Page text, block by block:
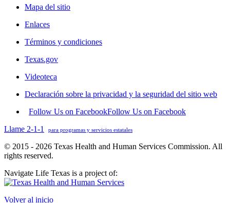
Mapa del sitio
Enlaces
Términos y condiciones
Texas.gov
Videoteca
Declaración sobre la privacidad y la seguridad del sitio web
Follow Us on FacebookFollow Us on Facebook
Llame 2-1-1
para programas y servicios estatales
© 2015 - 2026 Texas Health and Human Services Commission. All
rights reserved.
Navigate Life Texas is a project of:
Volver al inicio